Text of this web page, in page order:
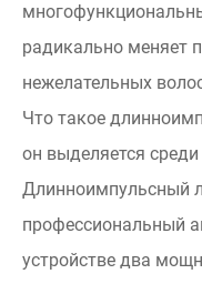
радикально меняет
нежелательных
Что такое
он выделяется среди
Длинноимпульсный
профессиональный
устройстве два